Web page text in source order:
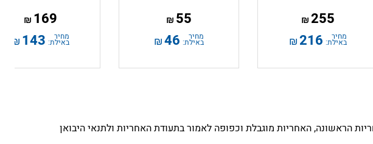
255
₪
מחיר
באילת: 216
₪
55
₪
מחיר
באילת: 46
₪
169
₪
מחיר
באילת: 143
₪
הראשונה, האחריות מוגבלת וכפופה לאמור בתעודת האחריות ולתנאי היבואן